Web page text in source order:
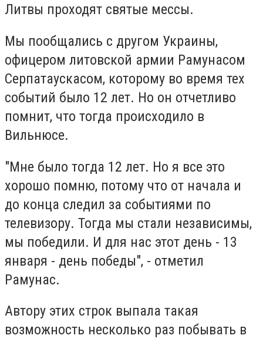
Литвы проходят святые мессы.
Мы пообщались с другом Украины,
офицером литовской армии Рамунасом
Серпатаускасом, которому во время тех
событий было 12 лет. Но он отчетливо
помнит, что тогда происходило в
Вильнюсе.
"Мне было тогда 12 лет. Но я все это
хорошо помню, потому что от начала и
до конца следил за событиями по
телевизору. Тогда мы стали независимы,
мы победили. И для нас этот день - 13
января - день победы", - отметил
Рамунас.
Автору этих строк выпала такая
возможность несколько раз побывать в